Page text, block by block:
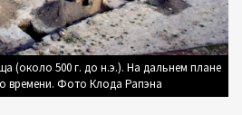
(около 500 г. до н.э.). На дальнем плане
времени. Фото Клода Рапэна